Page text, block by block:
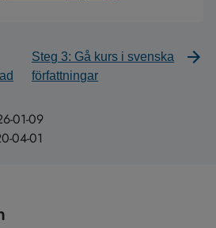
Steg 3: Gå kurs i svenska
författningar
01-09
04-01